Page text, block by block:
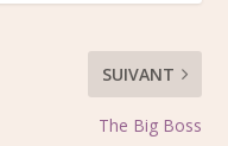
SUIVANT
The Big Boss